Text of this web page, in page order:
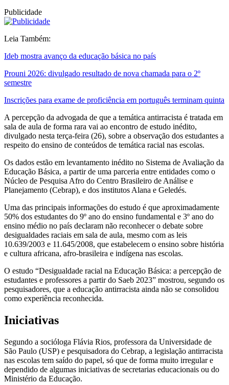
Publicidade
Leia Também:
Ideb mostra avanço da educação básica no país
Prouni 2026: divulgado resultado de nova chamada para o 2º
semestre
Inscrições para exame de proficiência em português terminam quinta
A percepção da advogada de que a temática antirracista é tratada em
sala de aula de forma rara vai ao encontro de estudo inédito,
divulgado nesta terça-feira (26), sobre a observação dos estudantes a
respeito do ensino de conteúdos de temática racial nas escolas.
Os dados estão em levantamento inédito no Sistema de Avaliação da
Educação Básica, a partir de uma parceria entre entidades como o
Núcleo de Pesquisa Afro do Centro Brasileiro de Análise e
Planejamento (Cebrap), e dos institutos Alana e Geledés.
Uma das principais informações do estudo é que aproximadamente
50% dos estudantes do 9º ano do ensino fundamental e 3º ano do
ensino médio no país declaram não reconhecer o debate sobre
desigualdades raciais em sala de aula, mesmo com as leis
10.639/2003 e 11.645/2008, que estabelecem o ensino sobre história
e cultura africana, afro-brasileira e indígena nas escolas.
O estudo “Desigualdade racial na Educação Básica: a percepção de
estudantes e professores a partir do Saeb 2023” mostrou, segundo os
pesquisadores, que a educação antirracista ainda não se consolidou
como experiência reconhecida.
Iniciativas
Segundo a socióloga Flávia Rios, professora da Universidade de
São Paulo (USP) e pesquisadora do Cebrap, a legislação antirracista
nas escolas tem saído do papel, só que de forma muito irregular e
dependido de algumas iniciativas de secretarias educacionais ou do
Ministério da Educação.